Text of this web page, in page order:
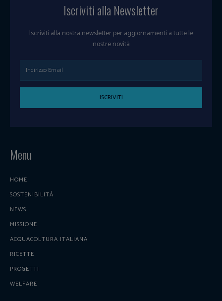
Iscriviti alla Newsletter
Iscriviti alla nostra newsletter per aggiornamenti a tutte le
nostre novità
ISCRIVITI
Menu
HOME
SOSTENIBILITÀ
NEWS
MISSIONE
ACQUACOLTURA ITALIANA
RICETTE
PROGETTI
WELFARE